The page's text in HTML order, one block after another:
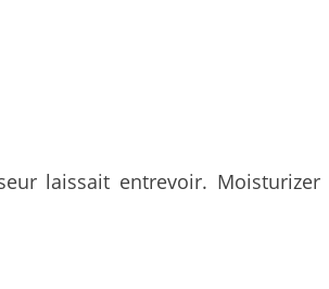
laissait entrevoir. Moisturizer